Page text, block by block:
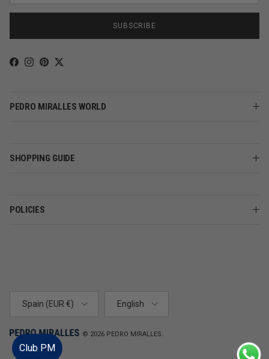
SUBSCRIBE
Facebook
Instagram
Pinterest
Twitter
PEDRO MIRALLES WORLD
SHOPPING GUIDE
POLICIES
Spain (EUR €) English
© 2026 PEDRO MIRALLES.
Club PM